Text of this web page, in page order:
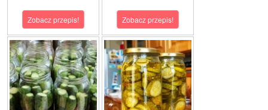
Zobacz przepis! Zobacz przepis!